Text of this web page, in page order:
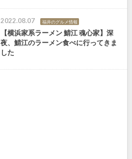
2022.08.07 福井のグルメ情報
【横浜家系ラーメン 鯖江 魂心家】深
夜、鯖江のラーメン食べに行ってきま
した